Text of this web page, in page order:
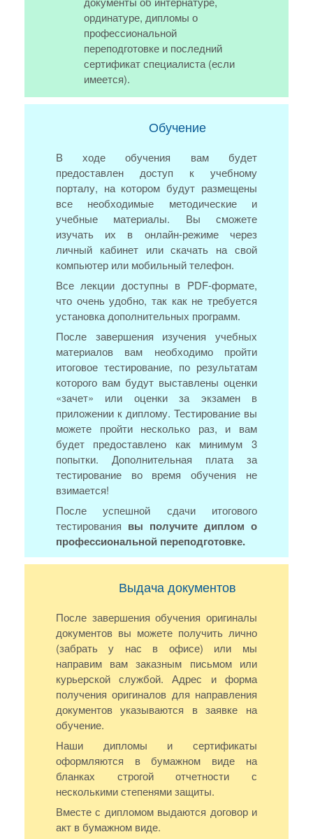
ординатуре, дипломы о
профессиональной
переподготовке и последний
сертификат специалиста (если
имеется).
Обучение
В ходе обучения вам будет
предоставлен доступ к учебному
порталу, на котором будут размещены
все необходимые методические и
учебные материалы. Вы сможете
изучать их в онлайн-режиме через
личный кабинет или скачать на свой
компьютер или мобильный телефон.
Все лекции доступны в PDF-формате,
что очень удобно, так как не требуется
установка дополнительных программ.
После завершения изучения учебных
материалов вам необходимо пройти
итоговое тестирование, по результатам
которого вам будут выставлены оценки
«зачет» или оценки за экзамен в
приложении к диплому. Тестирование вы
можете пройти несколько раз, и вам
будет предоставлено как минимум 3
попытки. Дополнительная плата за
тестирование во время обучения не
взимается!
После успешной сдачи итогового
тестирования вы получите диплом о
профессиональной переподготовке.
Выдача документов
После завершения обучения оригиналы
документов вы можете получить лично
(забрать у нас в офисе) или мы
направим вам заказным письмом или
курьерской службой. Адрес и форма
получения оригиналов для направления
документов указываются в заявке на
обучение.
Наши дипломы и сертификаты
оформляются в бумажном виде на
бланках строгой отчетности с
несколькими степенями защиты.
Вместе с дипломом выдаются договор и
акт в бумажном виде.